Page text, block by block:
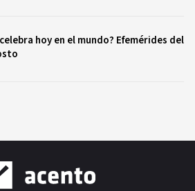
hoy en el mundo? Efemérides del